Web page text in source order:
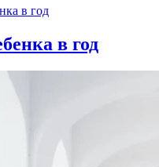
в год